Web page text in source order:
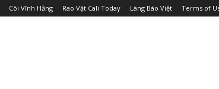
Cõi Vĩnh Hằng Rao Vặt Cali Today Làng Báo Việt Terms of